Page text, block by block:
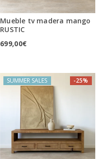
Mueble tv madera mango
RUSTIC
699,00€
-25%
SUMMER SALES